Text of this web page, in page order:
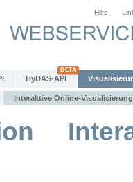
Hilfe
HyDAS-API
Interaktive Online-Visualisierung